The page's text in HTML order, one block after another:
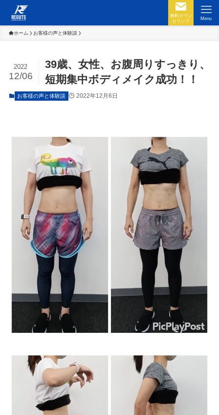
無料カウン
セリング
Menu
ホーム お客様の声と体験談
39歳、女性、お腹周りすっきり、
短期集中ボディメイク成功！！
2022
12/06
お客様の声と体験談 2022年12月6日